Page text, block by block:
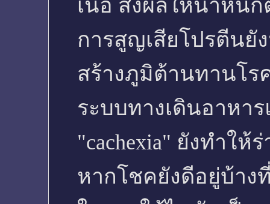
เนื้อ ส่งผลให้น้ำหนั
การสูญเสียโปรตีนยั
สร้างภูมิต้านทานโร
ระบบทางเดินอาหา
"cachexia" ยังทำใ
หากโชคยังดีอยู่บ้าง